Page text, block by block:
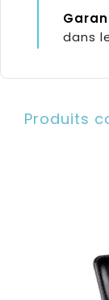
dans
Produits